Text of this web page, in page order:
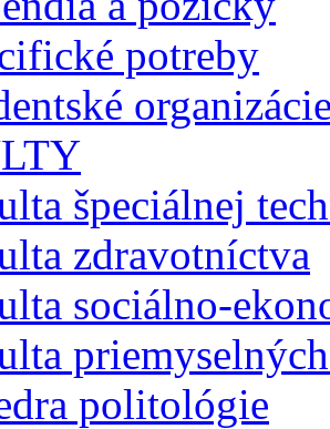
potreby
špeciálnej
zdravotníctva
sociálno-
politológie